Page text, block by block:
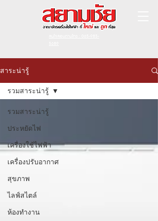
สาระน่ารู้
รวมสาระน่ารู้
ประหยัดไฟ
เครื่องใช้ไฟฟ้า
เครื่องปรับอากาศ
สุขภาพ
ไลฟ์สไตล์
ห้องทำงาน
รวมสาระน่ารู้